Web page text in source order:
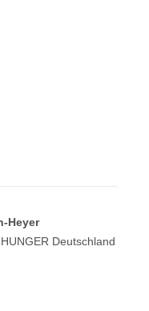
Heyer
Deutschland